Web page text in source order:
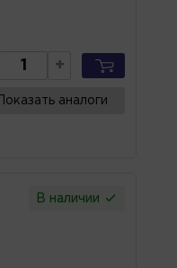
+
Показать аналоги
В наличии